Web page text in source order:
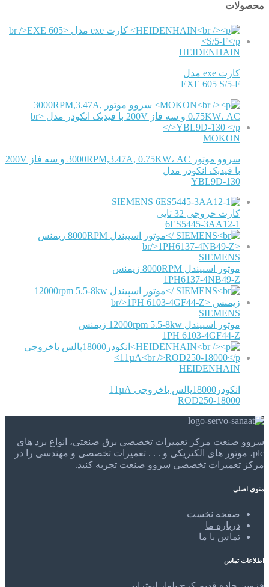
محصولات
HEIDENHAIN
کارت exe مدل
EXE 605 S/5-F
MOKON
سروو موتور 3000RPM,3.47A, 0.75KW، AC و سه فاز 200V
با فیدبک انکودر مدل
YBL9D-130
SIEMENS
کارت خروجی 32 تایی
6ES5445-3AA12-1
SIEMENS
موتور اسپیندل 8000RPM زیمنس
1PH6137-4NB49-Z
SIEMENS
موتور اسپیندل 12000rpm 5.5-8kw زیمنس
1PH 6103-4GF44-Z
HEIDENHAIN
انکودر18000پالس باخروجی 11µA
ROD250-18000
سروو صنعت مرکز تعمیرات تخصصی برق صنعتی، انواع برد های
plc، موتور های الکتریکی و . . . تعمیرات تخصصی و مهندسی را در
مرکز تعمیرات تخصصی سروو صنعت تجربه کنید.
منوی اصلی
صفحه نخست
درباره ما
تماس با ما
اطلاعات تماس